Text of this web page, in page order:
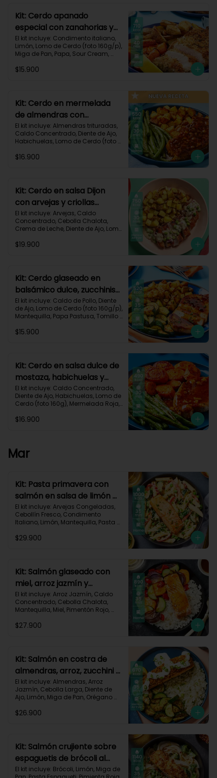
Carbohidratos 59g | Grasas 19g |
Proteínas 36g
Kit: Cerdo apanado
especial con zanahorias y
papas al horno-58
El kit incluye: Condimento italiano,
Limón, Lomo de Cerdo (foto 160g/p),
Miga de Pan, Papa, Sour Cream,
$15.900
Kit: Cerdo en mermelada
de almendras con
habichuelas y criollas al
horno-144
El kit incluye: Almendras trituradas,
Caldo Concentrado, Diente de Ajo,
Habichuelas, Lomo de Cerdo (foto
Criolla, Receta Impresa.
$16.900
Kit: Cerdo en salsa Dijon
con arvejas y criollas
asadas-95
El kit incluye: Arvejas, Caldo
Concentrado, Cebolla Chalota,
Crema de Leche, Diente de Ajo, Lomo
Mostaza Dijon, Papa Criolla,
Carbohidratos 58g | Grasas 38g |
Proteínas 44g
$19.900
Kit: Cerdo glaseado en
balsámico dulce, zucchinis
y papas al tomillo-57
El kit incluye: Caldo de Pollo, Diente
de Ajo, Lomo de Cerdo (foto 160g/p),
Mantequilla, Papa Pastusa, Tomillo
Verde, Receta Impresa.
$15.900
Kit: Cerdo en salsa dulce de
mostaza, habichuelas y
zanahorias asadas-133
El kit incluye: Caldo Concentrado,
Diente de Ajo, Habichuelas, Lomo de
Cerdo (foto 160g), Mermelada Roja,
Impresa.
$16.900
Mar
Kit: Pasta primavera con
salmón en salsa de limón y
vegetales asados-123
El kit incluye: Arvejas Congeladas,
Cebollín Fresco, Condimento
Italiano, Limón, Mantequilla, Pasta
Queso Parmesano, Salmón (120g/p
Carbohidratos 96g | Grasas 48g |
Proteínas 51g
$29.900
Kit: Salmón glaseado con
miel, arroz jazmín y
vegetales horneados-121
El kit incluye: Arroz Jazmín, Caldo
Concentrado, Cebolla Chalota,
Mantequilla, Miel, Pimentón Rojo,
Zanahoria, Zucchini Verde, Receta
Proteínas 35g
$27.900
Kit: Salmón en costra de
almendras, arroz, zucchini y
salsa de limón-126
El kit incluye: Almendras, Arroz
Jazmín, Cebolla Larga, Diente de
Ajo, Limón, Miga de Pan, Orégano
congelado), Sour Cream, Zucchini
Proteínas 36g
$26.900
Kit: Salmón crujiente sobre
espaguetis de brócoli al
limón-122
El kit incluye: Brócoli, Limón, Miga de